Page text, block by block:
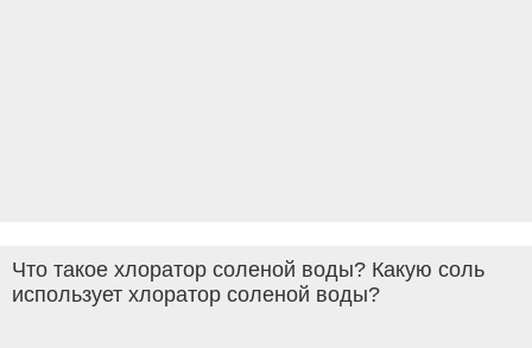
Что такое хлоратор соленой воды? Какую соль
использует хлоратор соленой воды?